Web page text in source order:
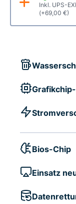
Inkl. UPS-
(+69,00 €)
Bios-Chip
Einsatz